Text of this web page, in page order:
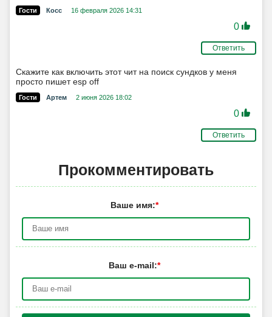
Гости Косс 16 февраля 2026 14:31
0
Ответить
Скажите как включить этот чит на поиск сундков у меня
просто пишет esp off
Гости Артем 2 июня 2026 18:02
0
Ответить
Прокомментировать
Ваше имя:*
Ваш e-mail:*